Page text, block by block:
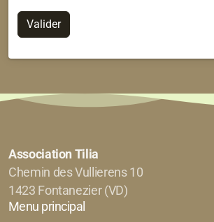
Valider
Association Tilia
Chemin des Vullierens 10
1423 Fontanezier (VD)
Menu principal